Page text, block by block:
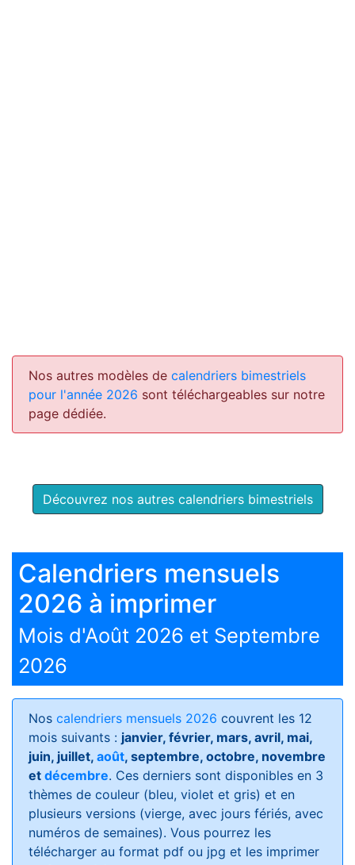
Nos autres modèles de calendriers bimestriels
pour l'année 2026 sont téléchargeables sur notre
page dédiée.
Découvrez nos autres calendriers bimestriels
Calendriers mensuels
2026 à imprimer
Mois d'Août 2026 et Septembre
2026
Nos calendriers mensuels 2026 couvrent les 12
mois suivants : janvier, février, mars, avril, mai,
juin, juillet, août, septembre, octobre, novembre
et décembre. Ces derniers sont disponibles en 3
thèmes de couleur (bleu, violet et gris) et en
plusieurs versions (vierge, avec jours fériés, avec
numéros de semaines). Vous pourrez les
télécharger au format pdf ou jpg et les imprimer